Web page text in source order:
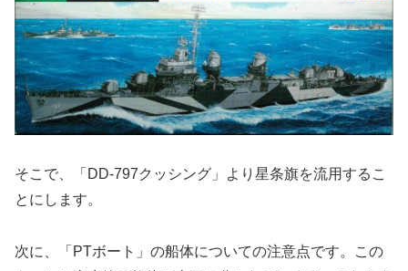
そこで、「DD-797クッシング」より星条旗を流用するこ
とにします。
次に、「PTボート」の船体についての注意点です。この